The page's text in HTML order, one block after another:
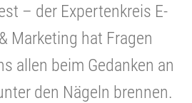
– der Expertenkreis E-
Marketing hat Fragen
allen beim Gedanken an
den Nägeln brennen.